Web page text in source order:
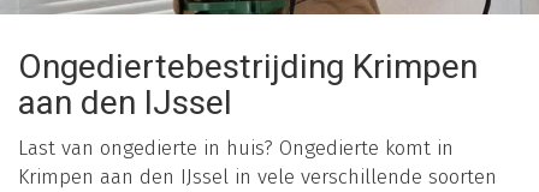
Ongediertebestrijding Krimpen
aan den IJssel
Last van ongedierte in huis? Ongedierte komt in
Krimpen aan den IJssel in vele verschillende soorten